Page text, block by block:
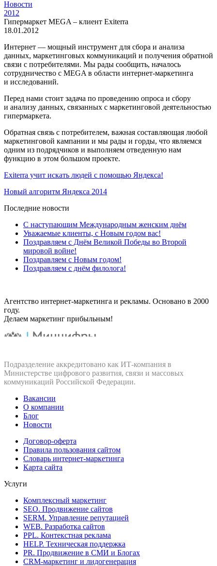
Новости
2012
Гипермаркет MEGA – клиент Exiterra
18.01.2012
Интернет — мощный инструмент для сбора и анализа
данных, маркетинговых коммуникаций и получения обратной
связи с потребителями. Мы рады сообщить, началось
сотрудничество с MEGA в области интернет-маркетинга
и исследований.
Перед нами стоит задача по проведению опроса и сбору
и анализу данных, связанных с маркетинговой деятельностью
гипермаркета.
Обратная связь с потребителем, важная составляющая любой
маркетинговой кампании и мы рады и горды, что являемся
одним из подрядчиков и выполняем отведенную нам
функцию в этом большом проекте.
Exiterra учит искать людей c помощью Яндекса!
Новый алгоритм Яндекса 2014
Последние новости
С наступающим Международным женским днём
Уважаемые клиенты, с Новым годом вас!
Поздравляем с Днём Великой Победы во Второй
мировой войне!
Поздравляем с Новым годом!
Поздравляем с днём филолога!
Агентство интернет-маркетинга и рекламы. Основано в 2000
году.
Делаем маркетинг прибыльным!
Подразделение аккредитовано как ИТ‑компания в
Министерстве цифрового развития, связи и массовых
коммуникаций Российской Федерации.
Вакансии
О компании
Блог
Новости
Договор-оферта
Правила пользования сайтом
Словарь интернет-маркетинга
Карта сайта
Услуги
Комплексный маркетинг
SEO. Продвижение сайтов
SERM. Управление репутацией
WEB. Разработка сайтов
PPL. Контекстная реклама
HELP. Техническая поддержка
PR. Продвижение в СМИ и Блогах
CRM-маркетинг и лидогенерация